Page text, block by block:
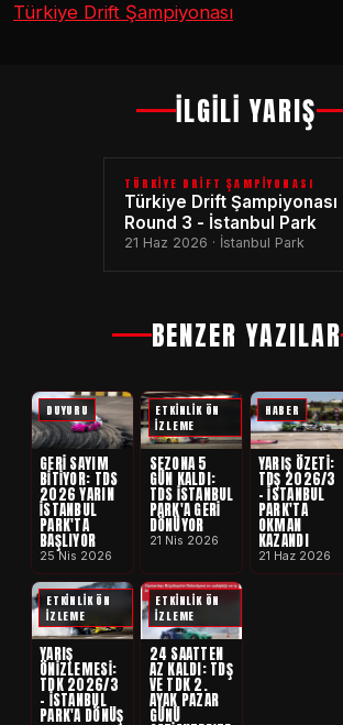
Türkiye Drift Şampiyonası
İLGİLİ YARIŞ
TÜRKIYE DRIFT ŞAMPIYONASI
Türkiye Drift Şampiyonası
Round 3 - İstanbul Park
21 Haz 2026 · İstanbul Park
BENZER YAZILAR
DUYURU
GERI SAYIM
BITIYOR: TDS
2026 YARIN
İSTANBUL
PARK'TA
BAŞLIYOR
25 Nis 2026
ETKİNLİK ÖN
İZLEME
SEZONA 5
GÜN KALDI:
TDS İSTANBUL
PARK'A GERI
DÖNÜYOR
21 Nis 2026
HABER
YARIŞ ÖZETI:
TDŞ 2026/3
- İSTANBUL
PARK'TA
OKMAN
KAZANDI
21 Haz 2026
ETKİNLİK ÖN
İZLEME
YARIŞ
ÖNIZLEMESI:
TDK 2026/3
- İSTANBUL
PARK'A DÖNÜŞ
ETKİNLİK ÖN
İZLEME
24 SAATTEN
AZ KALDI: TDŞ
VE TDK 2.
AYAK PAZAR
GÜNÜ